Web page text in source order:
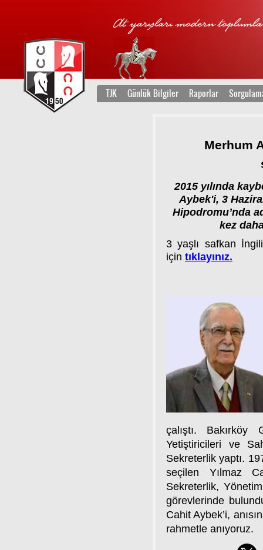
TJK Günlük Bilgiler Raporlar